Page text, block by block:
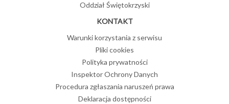
Oddział Świętokrzyski
KONTAKT
Warunki korzystania z serwisu
Pliki cookies
Polityka prywatności
Inspektor Ochrony Danych
Procedura zgłaszania naruszeń prawa
Deklaracja dostępności